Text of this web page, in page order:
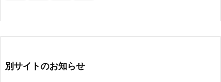
別サイトのお知らせ